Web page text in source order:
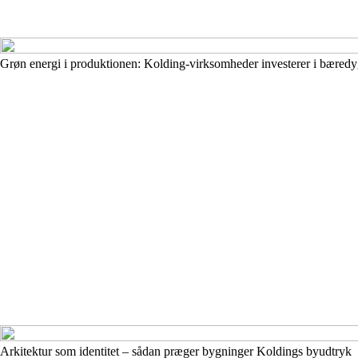
Grøn energi i produktionen: Kolding-virksomheder investerer i
Arkitektur som identitet – sådan præger bygninger Koldings byudtryk